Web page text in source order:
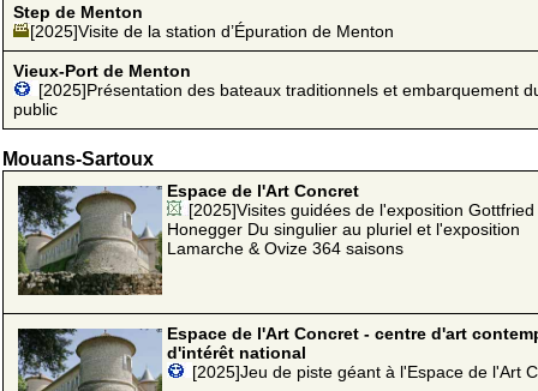
Step de Menton
[2025]Visite de la station d’Épuration de Menton
Vieux-Port de Menton
[2025]Présentation des bateaux traditionnels et embarquement
public
Mouans-Sartoux
Espace de l'Art Concret
[2025]Visites guidées de l'exposition Gottfried
Honegger Du singulier au pluriel et l'exposition
Lamarche & Ovize 364 saisons
Espace de l'Art Concret - centre d'art
d'intérêt national
[2025]Jeu de piste géant à l'Espace de l'Art